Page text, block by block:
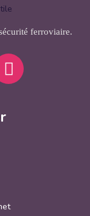
ferroviaire.